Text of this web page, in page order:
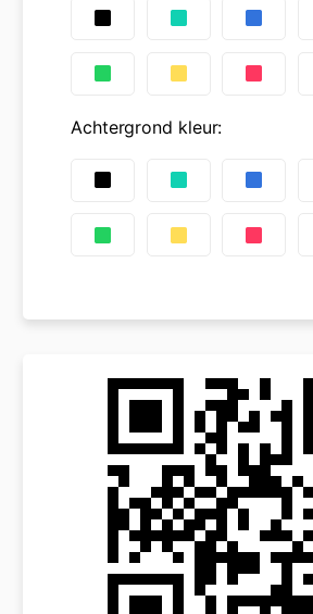
Achtergrond kleur: